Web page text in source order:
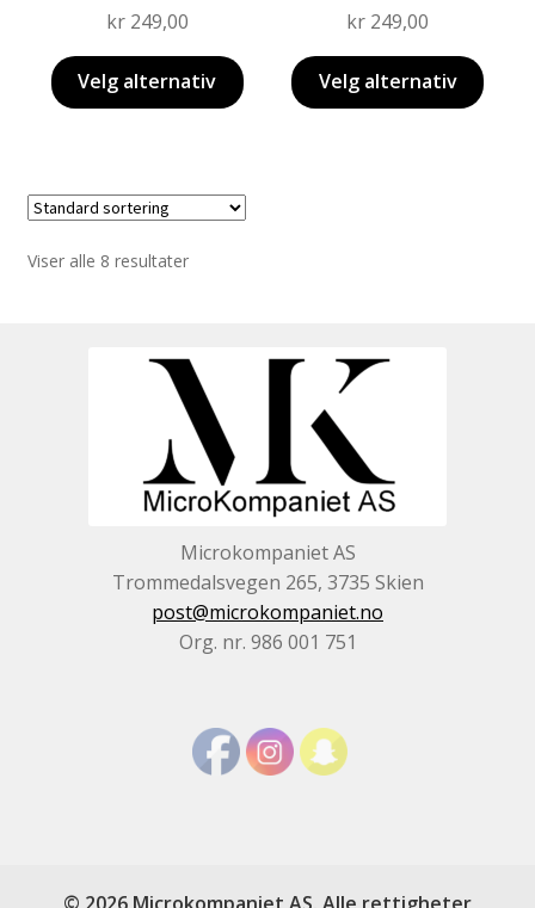
kr249,00
Velg alternativ
kr 249,00
Velg alternativ
Viser alle 8 resultater
Microkompaniet AS
Trommedalsvegen 265, 3735 Skien
post@microkompaniet.no
Org. nr. 986 001 751